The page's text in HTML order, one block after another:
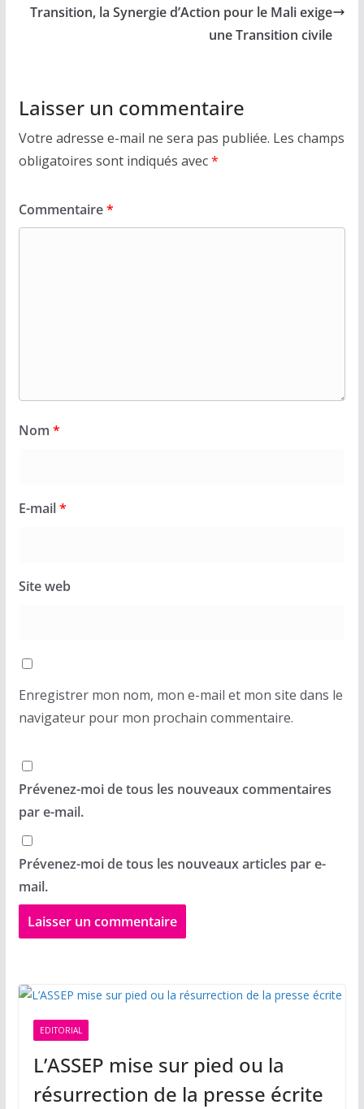
Transition, la Synergie d’Action pour le Mali exige
une Transition civile
Laisser un commentaire
Votre adresse e-mail ne sera pas publiée. Les champs
obligatoires sont indiqués avec*
Commentaire*
Nom *
E-mail*
Site web
Enregistrer mon nom, mon e-mail et mon site dans le
navigateur pour mon prochain commentaire.
Prévenez-moi de tous les nouveaux commentaires
par e-mail.
Prévenez-moi de tous les nouveaux articles par e-
mail.
EDITORIAL
L’ASSEP mise sur pied ou la
résurrection de la presse écrite